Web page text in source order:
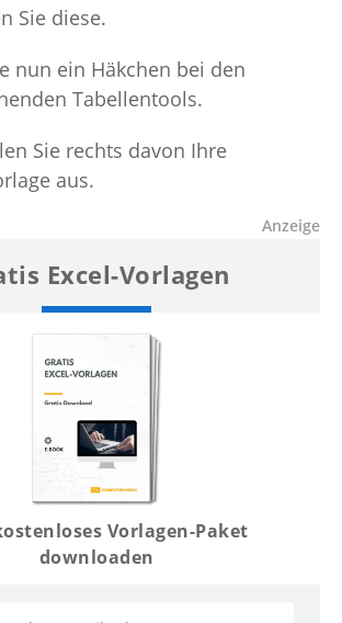
Sie diese.
nun ein Häkchen bei den
Tabellentools.
Sie rechts davon Ihre
aus.